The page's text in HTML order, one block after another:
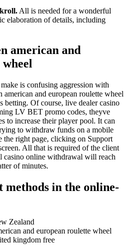
All is needed for a wonderful
elaboration of details, including
american and
is confusing aggression with
american and european roulette wheel
betting. Of course, live dealer casino
LV BET promo codes, theyve
to increase their player pool. It can
to withdraw funds on a mobile
the right page, clicking on Support
All that is required of the client
online withdrawal will reach
of minutes.
in the online-
Zealand
and european roulette wheel
kingdom free